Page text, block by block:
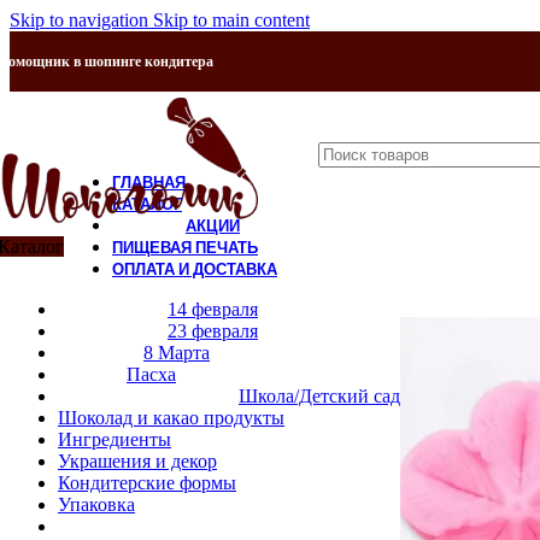
Skip to navigation Skip to main content
в шопинге кондитера
14 февраля
23 февраля
8 Марта
Пасха
Школа/Детский сад
Шоколад и какао продукты
Ингредиенты
Украшения и декор
Кондитерские формы
Упаковка
ГЛАВНАЯ
КАТАЛОГ
АКЦИИ
ПИЩЕВАЯ ПЕЧАТЬ
ОПЛАТА И ДОСТАВКА